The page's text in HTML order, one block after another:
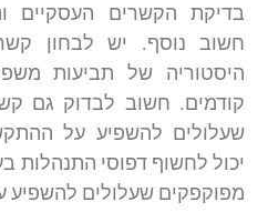
בדיקת הקשרים העסקיים
חשוב נוסף. יש לבחון
היסטוריה של תביעות
קודמים. חשוב לבדוק גם
שעלולים להשפיע על
יכול לחשוף דפוסי התנהלות
מפוקפקים שעלולים להשפיע